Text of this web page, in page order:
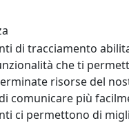
A 1 LUCE WACKY
di tracciamento
che ti
risorse del
comunicare più
ci permettono di